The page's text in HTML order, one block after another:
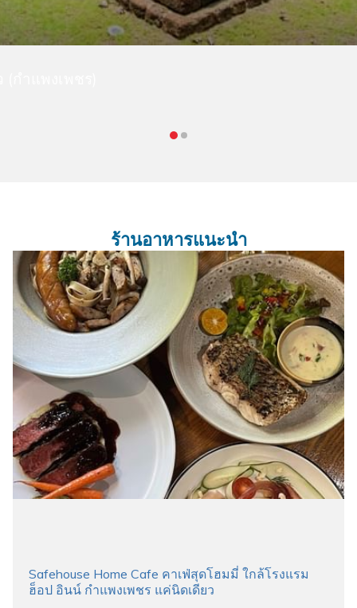
ร้านอาหารแนะนำ
Safehouse Home Cafe คาเฟ่สุดโฮมมี่ ใกล้โรงแรม
ฮ็อป อินน์ กำแพงเพชร แค่นิดเดียว